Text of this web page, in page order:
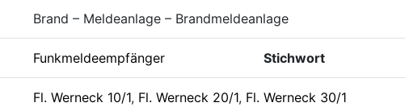
Brand – Meldeanlage – Brandmeldeanlage
Funkmeldeempfänger Stichwort
Fl. Werneck 10/1, Fl. Werneck 20/1, Fl. Werneck 30/1